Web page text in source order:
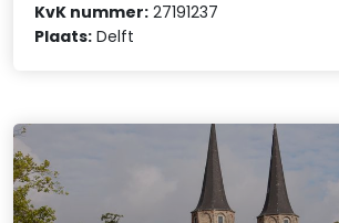
KvK nummer: 27191237
Plaats: Delft